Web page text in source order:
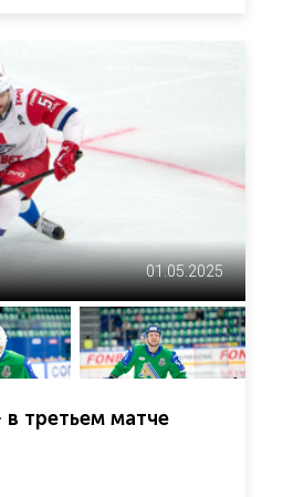
01.05.2025
третьем матче